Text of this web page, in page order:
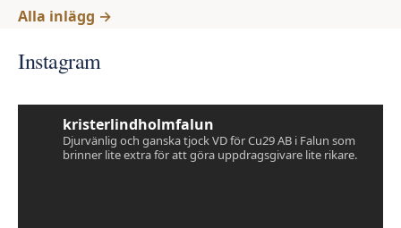
Alla inlägg →
Instagram
kristerlindholmfalun
Djurvänlig och ganska tjock VD för Cu29 AB i Falun som
brinner lite extra för att göra uppdragsgivare lite rikare.